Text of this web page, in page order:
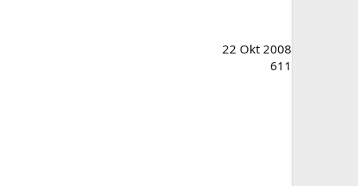
22 Okt 2008
611